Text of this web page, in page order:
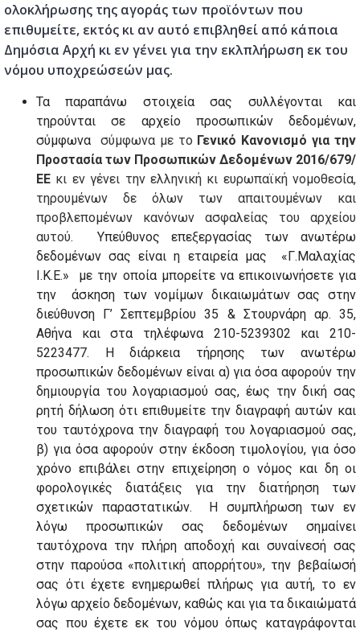
ολοκλήρωσης της αγοράς των προϊόντων που
επιθυμείτε, εκτός κι αν αυτό επιβληθεί από κάποια
Δημόσια Αρχή κι εν γένει για την εκλπλήρωση εκ του
νόμου υποχρεώσεών μας.
Τα παραπάνω στοιχεία σας συλλέγονται και
τηρούνται σε αρχείο προσωπικών δεδομένων,
σύμφωνα σύμφωνα με το Γενικό Κανονισμό για την
Προστασία των Προσωπικών Δεδομένων 2016/679/
ΕΕ κι εν γένει την ελληνική κι ευρωπαϊκή νομοθεσία,
τηρουμένων δε όλων των απαιτουμένων και
προβλεπομένων κανόνων ασφαλείας του αρχείου
αυτού. Υπεύθυνος επεξεργασίας των ανωτέρω
δεδομένων σας είναι η εταιρεία μας «Γ.Μαλαχίας
Ι.Κ.Ε.» με την οποία μπορείτε να επικοινωνήσετε για
την άσκηση των νομίμων δικαιωμάτων σας στην
διεύθυνση Γ’ Σεπτεμβρίου 35 & Στουρνάρη αρ. 35,
Αθήνα και στα τηλέφωνα 210-5239302 και 210-
5223477. Η διάρκεια τήρησης των ανωτέρω
προσωπικών δεδομένων είναι α) για όσα αφορούν την
δημιουργία του λογαριασμού σας, έως την δική σας
ρητή δήλωση ότι επιθυμείτε την διαγραφή αυτών και
του ταυτόχρονα την διαγραφή του λογαριασμού σας,
β) για όσα αφορούν στην έκδοση τιμολογίου, για όσο
χρόνο επιβάλει στην επιχείρηση ο νόμος και δη οι
φορολογικές διατάξεις για την διατήρηση των
σχετικών παραστατικών. Η συμπλήρωση των εν
λόγω προσωπικών σας δεδομένων σημαίνει
ταυτόχρονα την πλήρη αποδοχή και συναίνεσή σας
στην παρούσα «πολιτική απορρήτου», την βεβαίωσή
σας ότι έχετε ενημερωθεί πλήρως για αυτή, το εν
λόγω αρχείο δεδομένων, καθώς και για τα δικαιώματά
σας που έχετε εκ του νόμου όπως καταγράφονται